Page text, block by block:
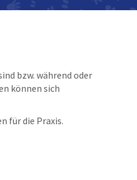
bzw. während oder
können sich
für die Praxis.